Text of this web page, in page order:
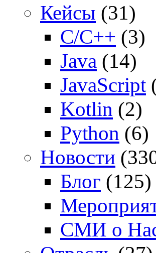
Кейсы (31)
C/C++ (3)
Java (14)
JavaScript
Kotlin (2)
Python (6)
Новости
Блог (125)
СМИ о